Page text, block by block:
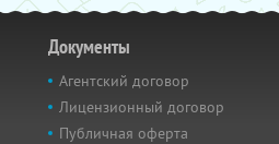
Документы
Агентский договор
Лицензионный договор
Публичная оферта